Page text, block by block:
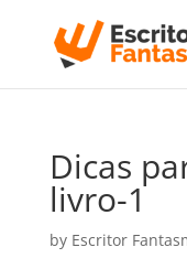
Dicas
livro-1
by Escritor